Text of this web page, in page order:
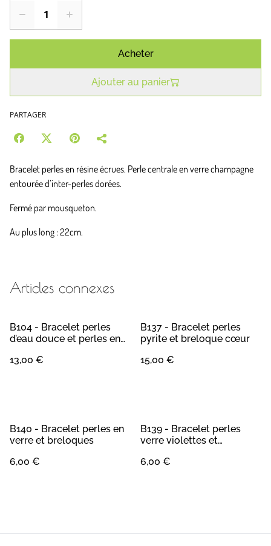
Acheter
Ajouter au panier
PARTAGER
Bracelet perles en résine écrues. Perle centrale en verre champagne
entourée d’inter-perles dorées.
Fermé par mousqueton.
Au plus long : 22cm.
Articles connexes
B104 - Bracelet perles
d’eau douce et perles en
13,00 €
B137 - Bracelet perles
pyrite et breloque cœur
15,00 €
B140 - Bracelet perles en
verre et breloques
6,00 €
B139 - Bracelet perles
verre violettes et
6,00 €